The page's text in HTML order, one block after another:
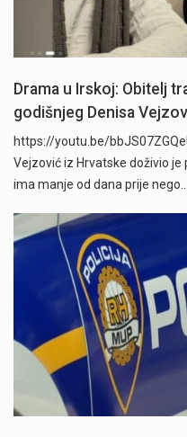
Drama u Irskoj: Obitelj
godišnjeg Denisa
https://youtu.be/
Vejzović iz Hrvatske doživio
ima manje od dana prije nego…